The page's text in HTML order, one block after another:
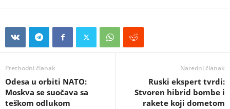
Prethodni članak
Odesa u orbiti NATO:
Moskva se suočava sa
teškom odlukom
Naredni članak
Ruski ekspert tvrdi:
Stvoren hibrid bombe i
rakete koji dometom